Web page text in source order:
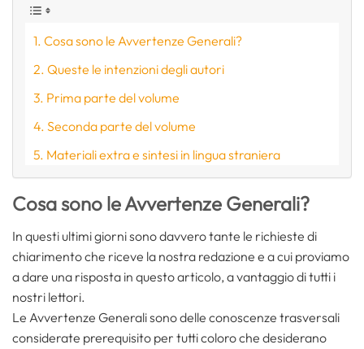
Cosa sono le Avvertenze Generali?
Queste le intenzioni degli autori
Prima parte del volume
Seconda parte del volume
Materiali extra e sintesi in lingua straniera
Cosa sono le Avvertenze Generali?
In questi ultimi giorni sono davvero tante le richieste di
chiarimento che riceve la nostra redazione e a cui proviamo
a dare una risposta in questo articolo, a vantaggio di tutti i
nostri lettori.
Le Avvertenze Generali sono delle conoscenze trasversali
considerate prerequisito per tutti coloro che desiderano